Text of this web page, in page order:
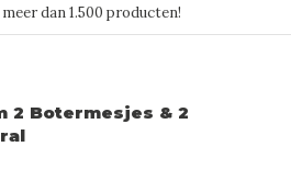
dan 1.500 producten!
2 Botermesjes & 2